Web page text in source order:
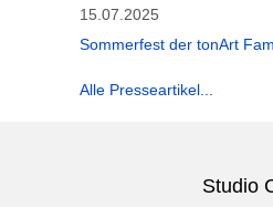
15.07.2025
Sommerfest der tonArt
Alle Presseartikel...
Studio